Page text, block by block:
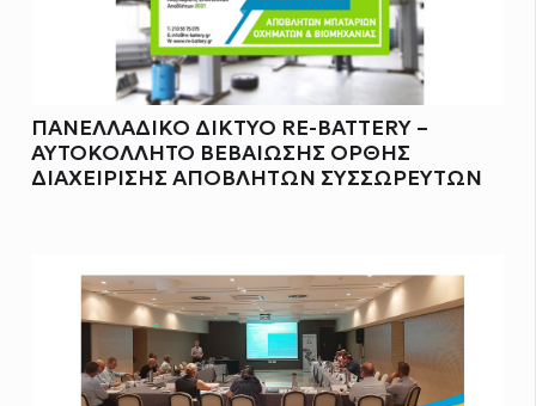
ΠΑΝΕΛΛΑΔΙΚΟ ΔΙΚΤΥΟ RE-BATTERY –
ΑΥΤΟΚΟΛΛΗΤΟ ΒΕΒΑΙΩΣΗΣ ΟΡΘΗΣ
ΔΙΑΧΕΙΡΙΣΗΣ ΑΠΟΒΛΗΤΩΝ ΣΥΣΣΩΡΕΥΤΩΝ